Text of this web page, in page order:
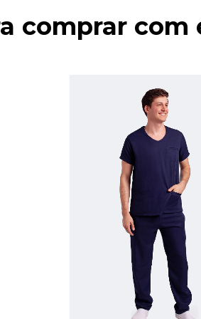
comprar com